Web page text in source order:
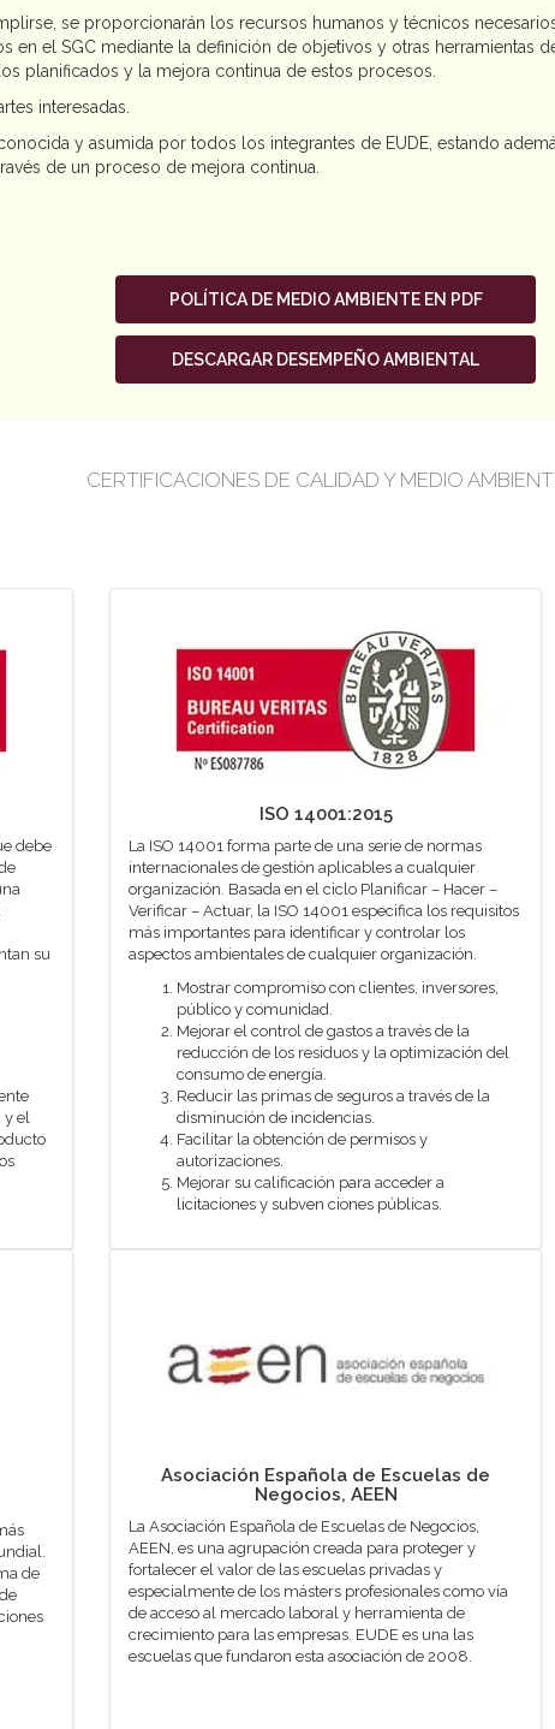
se proporcionarán los recursos humanos y técnicos
el SGC mediante la definición de objetivos y otras herramientas
planificados y la mejora continua de estos procesos.
interesadas.
y asumida por todos los integrantes de EUDE, estando
de un proceso de mejora continua.
POLÍTICA DE MEDIO AMBIENTE EN PDF
DESCARGAR DESEMPEÑO AMBIENTAL
CERTIFICACIONES DE CALIDAD Y MEDIO
debe
su
y el
ISO 14001:2015
La ISO 14001 forma parte de una serie de normas
internacionales de gestión aplicables a cualquier
organización. Basada en el ciclo Planificar – Hacer –
Verificar – Actuar, la ISO 14001 especifica los requisitos
más importantes para identificar y controlar los
aspectos ambientales de cualquier organización.
Mostrar compromiso con clientes, inversores,
público y comunidad.
Mejorar el control de gastos a través de la
reducción de los residuos y la optimización del
consumo de energía.
Reducir las primas de seguros a través de la
disminución de incidencias.
Facilitar la obtención de permisos y
autorizaciones.
Mejorar su calificación para acceder a
licitaciones y subven ciones públicas.
de
Asociación Española de Escuelas de
Negocios, AEEN
La Asociación Española de Escuelas de Negocios,
AEEN, es una agrupación creada para proteger y
fortalecer el valor de las escuelas privadas y
especialmente de los másters profesionales como vía
de acceso al mercado laboral y herramienta de
crecimiento para las empresas. EUDE es una las
escuelas que fundaron esta asociación de 2008.